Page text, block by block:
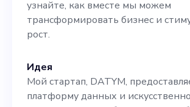
восторге от быстро
меняющегося и
искусственного
и данных и готовы
узнайте, как вместе мы можем
трансформировать бизнес и
рост.
Идея
Мой стартап, DATYM,
платформу данных и